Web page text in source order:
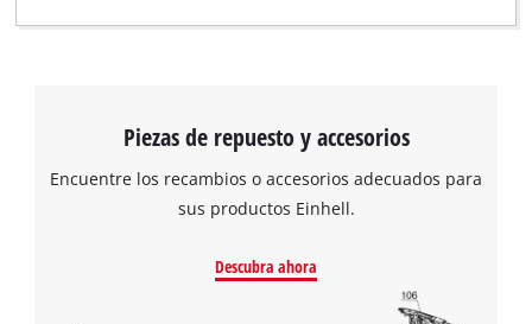
Piezas de repuesto y accesorios
Encuentre los recambios o accesorios adecuados para
sus productos Einhell.
Descubra ahora